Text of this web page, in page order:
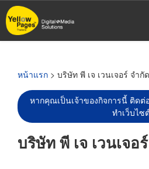
ข้าม
ไป
หน้าแรก > บริษัท พี เจ เวนเจอร์ จำกัด
หากคุณเป็นเจ้าของกิจการนี้ ติดต่
ทำเว็บไซต์
บริษัท พี เจ เวนเจอ